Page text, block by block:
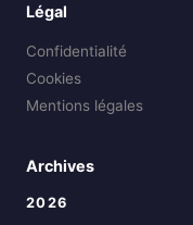
Légal
Confidentialité
Cookies
Mentions légales
Archives
2026